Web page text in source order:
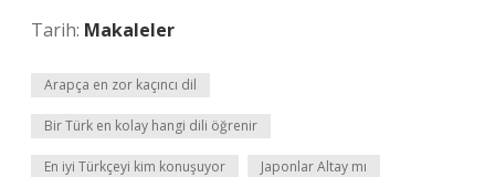
Tarih: Makaleler
Arapça en zor kaçıncı dil
Bir Türk en kolay hangi dili öğrenir
En iyi Türkçeyi kim konuşuyor Japonlar Altay mı